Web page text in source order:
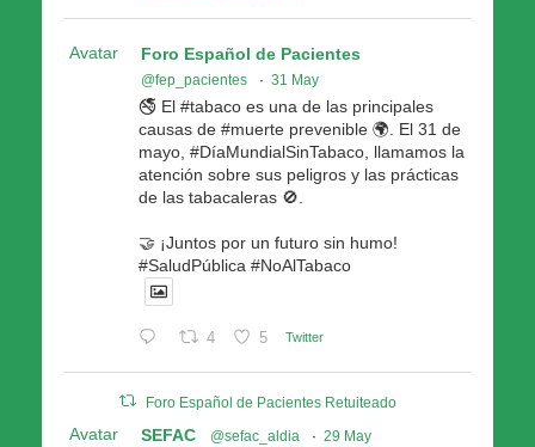
Avatar Foro Español de Pacientes
@fep_pacientes · 31 May
🚭 El #tabaco es una de las principales
causas de #muerte prevenible 🌍. El 31 de
mayo, #DíaMundialSinTabaco, llamamos la
atención sobre sus peligros y las prácticas
de las tabacaleras 🚫.
🤝 ¡Juntos por un futuro sin humo!
#SaludPública #NoAlTabaco
4 5 Twitter
Foro Español de Pacientes Retuiteado
Avatar SEFAC @sefac_aldia · 29 May